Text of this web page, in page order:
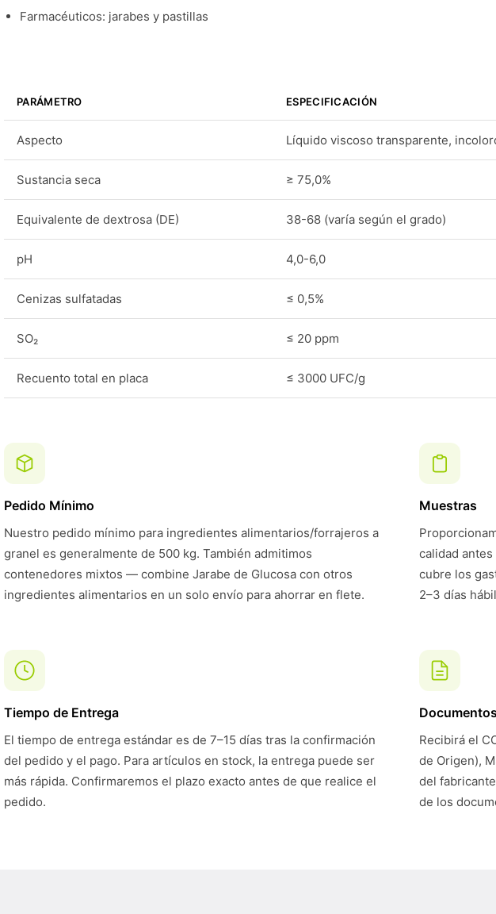
Farmacéuticos: jarabes y pastillas
PARÁMETRO ESPECIFICACIÓN
Aspecto Líquido viscoso transparente,
Sustancia seca ≥ 75,0%
Equivalente de dextrosa (DE) 38-68 (varía según el grado)
pH 4,0-6,0
Cenizas sulfatadas ≤ 0,5%
SO₂ ≤ 20 ppm
Recuento total en placa ≤ 3000 UFC/g
Pedido Mínimo
Nuestro pedido mínimo para ingredientes alimentarios/forrajeros a
granel es generalmente de 500 kg. También admitimos
contenedores mixtos — combine Jarabe de Glucosa con otros
ingredientes alimentarios en un solo envío para ahorrar en flete.
Muestras
calidad
cubre los
2–3 días
Tiempo de Entrega
El tiempo de entrega estándar es de 7–15 días tras la confirmación
del pedido y el pago. Para artículos en stock, la entrega puede ser
más rápida. Confirmaremos el plazo exacto antes de que realice el
pedido.
Documentos
Recibirá el
de Origen),
del
de los